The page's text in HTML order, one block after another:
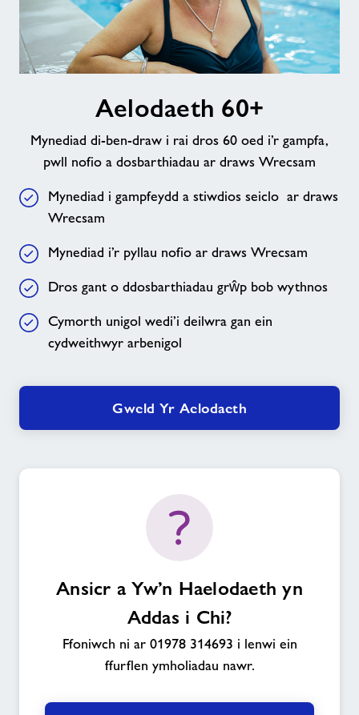
Aelodaeth 60+
Mynediad di-ben-draw i rai dros 60 oed i’r gampfa,
pwll nofio a dosbarthiadau ar draws Wrecsam
Mynediad i gampfeydd a stiwdios seiclo ar draws
Wrecsam
Mynediad i’r pyllau nofio ar draws Wrecsam
Dros gant o ddosbarthiadau grŵp bob wythnos
Cymorth unigol wedi’i deilwra gan ein
cydweithwyr arbenigol
Gweld Yr Aelodaeth
Ansicr a Yw’n Haelodaeth yn
Addas i Chi?
Ffoniwch ni ar 01978 314693 i lenwi ein
ffurflen ymholiadau nawr.